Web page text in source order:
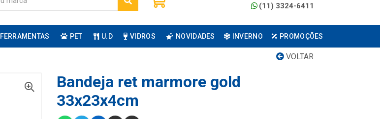
(11) 3324-6411
FERRAMENTAS PET U.D VIDROS NOVIDADES INVERNO PROMOÇÕES
VOLTAR
Bandeja ret marmore gold
33x23x4cm